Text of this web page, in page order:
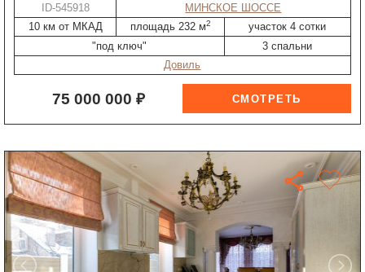
ID-545918
МИНСКОЕ ШОССЕ
10 км от МКАД
площадь 232 м2
участок 4 сотки
"под ключ"
3 спальни
Довиль
75 000 000 ₽